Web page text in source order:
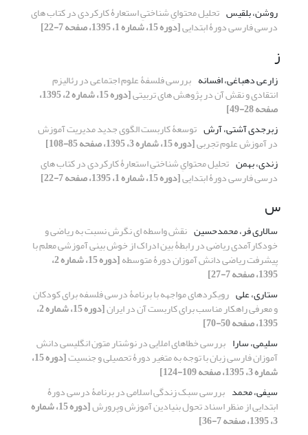
روشن، بلقیس تحلیل محتوایِ شناختیِ استعارۀ کارکردی در کتاب های
درسی فارسی دورۀ ابتدایی[دوره 15، شماره 1، 1395، صفحه 7-22]
ز
زارعی دهباغی، افسانه بررسی فلسفۀ علوم اجتماعی در رئالیزم
انتقادی و نقش آن در پژوهش های تربیتی [دوره 15، شماره 2، 1395،
صفحه 28-49]
زبرجدی آشتی، آرش توسعۀ کاربست الگوی جدید مدیریت آموزش
در آموزش علوم تجربی[دوره 15، شماره 3، 1395، صفحه 85-108]
زندی، بهمن تحلیل محتوایِ شناختیِ استعارۀ کارکردی در کتاب های
درسی فارسی دورۀ ابتدایی[دوره 15، شماره 1، 1395، صفحه 7-22]
س
سالاری فر، محمدحسین نقش واسطه ای نگرش نسبت به ریاضی و
خودکارآمدی ریاضی در رابطۀ بین ادراک از خوش بینی آموزشی معلم با
پیشرفت ریاضی دانش آموزان دورۀ متوسطه [دوره 15، شماره 2،
1395، صفحه 7-27]
ستاری، علی رویکردهای مواجهه با برنامۀ درسی فلسفه برای کودکان
و معرفی راهکار مناسب برای کاربست آن در ایران [دوره 15، شماره 2،
1395، صفحه 50-70]
سلیمی، سارا بررسی خطاهای املایی در نوشتار متون انگلیسی دانش
آموزان فارسی زبان با توجه به متغیر دورۀ تحصیلی و جنسیت [دوره 15،
شماره 3، 1395، صفحه 109-124]
سیفی، محمد بررسی سبک زندگی اسلامی در برنامۀ درسی دورۀ
ابتدایی از منظر اسناد تحول بنیادین آموزش وپرورش [دوره 15، شماره
3، 1395، صفحه 7-36]